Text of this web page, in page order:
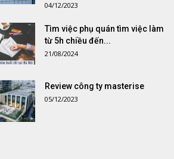
04/12/2023
Tìm việc phụ quán tìm việc làm
từ 5h chiều đến...
21/08/2024
Review công ty masterise
05/12/2023